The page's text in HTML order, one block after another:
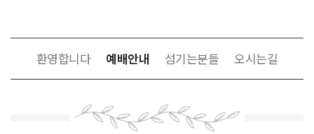
환영합니다 예배안내 섬기는분들 오시는길